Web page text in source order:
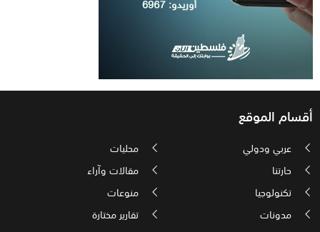
أقسام الموقع
عربي ودولي
محليات
حارتنا
مقالات وآراء
تكنولوجيا
منوعات
مدونات
تقارير مختارة